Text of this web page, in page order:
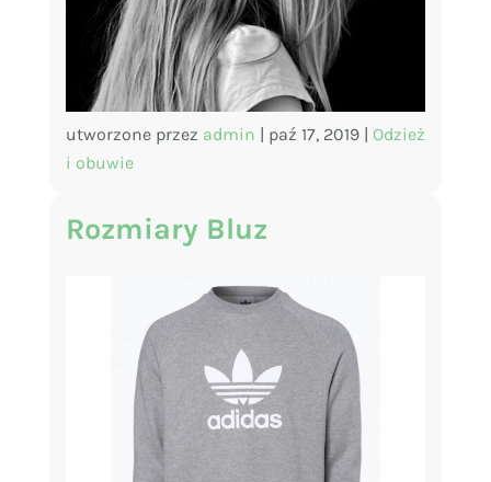
utworzone przez admin paź 17, 2019| Odzież
i obuwie
Rozmiary Bluz